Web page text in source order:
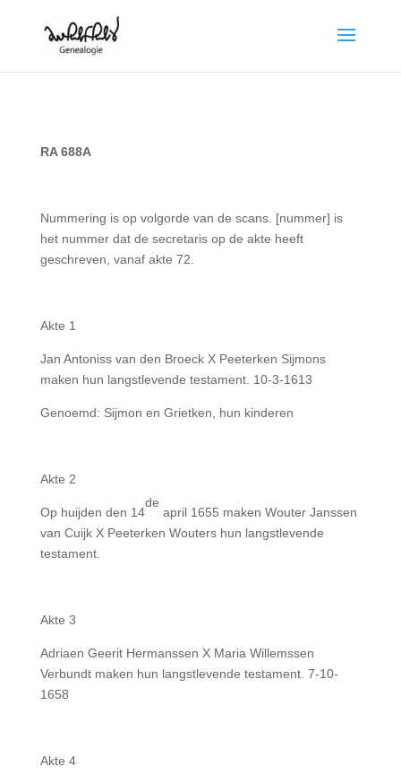
RA 688A
Nummering is op volgorde van de scans. [nummer] is
het nummer dat de secretaris op de akte heeft
geschreven, vanaf akte 72.
Akte 1
Jan Antoniss van den Broeck X Peeterken Sijmons
maken hun langstlevende testament. 10-3-1613
Genoemd: Sijmon en Grietken, hun kinderen
Akte 2
Op huijden den 14
de
april 1655 maken Wouter Janssen
van Cuijk X Peeterken Wouters hun langstlevende
testament.
Akte 3
Adriaen Geerit Hermanssen X Maria Willemssen
Verbundt maken hun langstlevende testament. 7-10-
1658
Akte 4